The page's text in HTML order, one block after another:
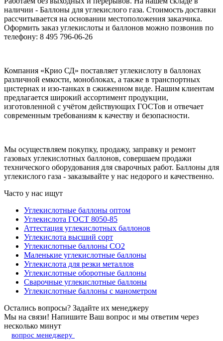
наличии - Баллоны для углекислого газа. Стоимость доставки
рассчитывается на основании местоположения заказчика.
Оформить заказ углекислоты и баллонов можно позвонив по
телефону: 8 495 796-06-26
Компания «Крио СД» поставляет углекислоту в баллонах
различной емкости, моноблоках, а также в транспортных
цистернах и изо-танках в сжиженном виде. Нашим клиентам
предлагается широкий ассортимент продукции,
изготовленной с учётом действующих ГОСТов и отвечает
современным требованиям к качеству и безопасности.
Мы осуществляем покупку, продажу, заправку и ремонт
газовых углекислотных баллонов, совершаем продажи
технического оборудования для сварочных работ. Баллоны для
углекислого газа - заказывайте у нас недорого и качественно.
Часто у нас ищут
Углекислотные баллоны оптом
Углекислота ГОСТ 8050-85
Аттестация углекислотных баллонов
Углекислота высший сорт
Углекислотные баллоны СО2
Маленькие углекислотные баллоны
Углекислота для резки металлов
Углекислотные оборотные баллоны
Сварочные углекислотные баллоны
Углекислотные баллоны с манометром
Остались вопросы? Задайте их менеджеру
Мы на связи! Напишите Ваш вопрос и мы ответим через
несколько минут
вопрос менеджеру